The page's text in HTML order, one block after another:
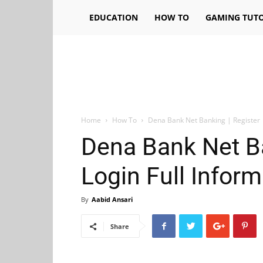
EDUCATION HOW TO GAMING
Home How To Dena Bank Net Banking |
Dena Bank Net
Login Full
By Aabid Ansari
Share